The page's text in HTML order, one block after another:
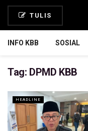
TULIS
INFO KBB SOSIAL
Tag: DPMD KBB
HEADLINE